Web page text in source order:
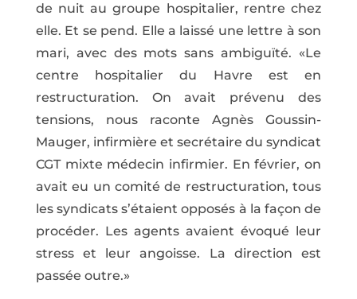
de nuit au groupe hospitalier, rentre chez
elle. Et se pend. Elle a laissé une lettre à son
mari, avec des mots sans ambiguïté. «Le
centre hospitalier du Havre est en
restructuration. On avait prévenu des
tensions, nous raconte Agnès Goussin-
Mauger, infirmière et secrétaire du syndicat
CGT mixte médecin infirmier. En février, on
avait eu un comité de restructuration, tous
les syndicats s’étaient opposés à la façon de
procéder. Les agents avaient évoqué leur
stress et leur angoisse. La direction est
passée outre.»